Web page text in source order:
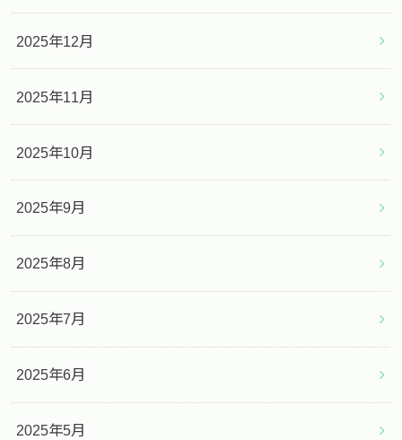
2025年12月
2025年11月
2025年10月
2025年9月
2025年8月
2025年7月
2025年6月
2025年5月